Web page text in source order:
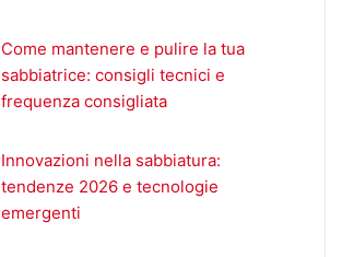
Come mantenere e pulire la tua
sabbiatrice: consigli tecnici e
frequenza consigliata
Innovazioni nella sabbiatura:
tendenze 2026 e tecnologie
emergenti